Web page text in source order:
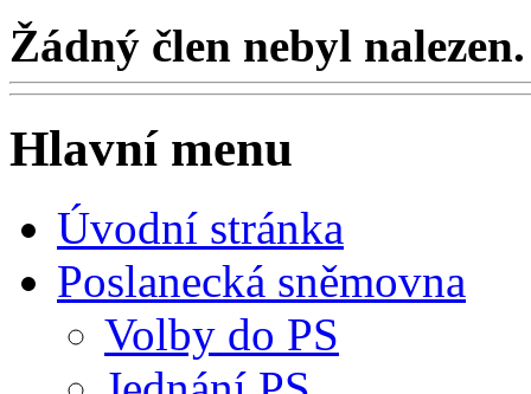
Žádný člen nebyl nalezen.
Hlavní menu
Úvodní stránka
Poslanecká sněmovna
Volby do PS